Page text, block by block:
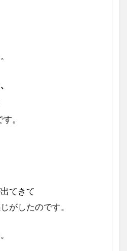
。
出てきて
がしたのです。